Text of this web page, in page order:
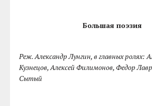
Большая поэзия
Реж. Александр Лунгин, в главных ролях:
Кузнецов, Алексей Филимонов, Федор
Сытый